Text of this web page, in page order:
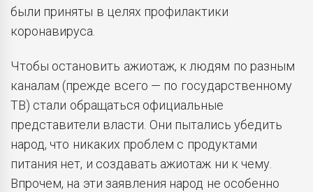
были приняты в целях профилактики
коронавируса.
Чтобы остановить ажиотаж, к людям по разным
каналам (прежде всего — по государственному
ТВ) стали обращаться официальные
представители власти. Они пытались убедить
народ, что никаких проблем с продуктами
питания нет, и создавать ажиотаж ни к чему.
Впрочем, на эти заявления народ не особенно